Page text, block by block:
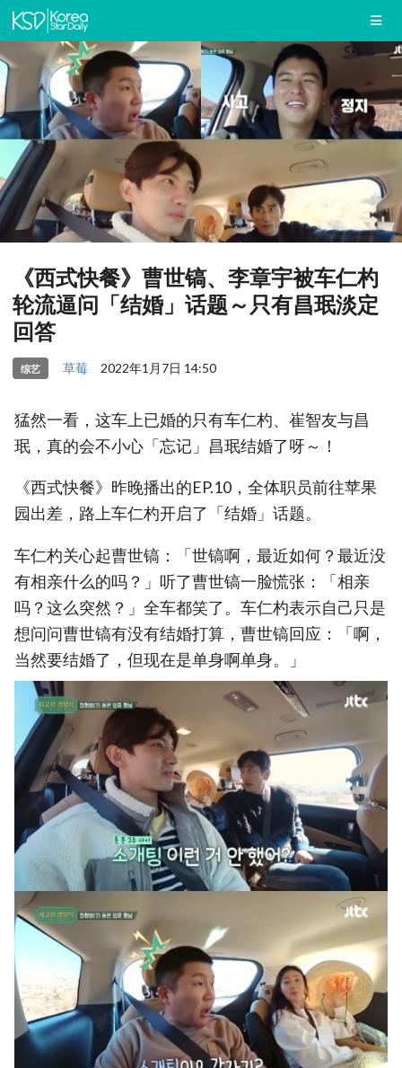
《西式快餐》曹世镐、李章宇被车仁杓
轮流逼问「结婚」话题～只有昌珉淡定
回答
综艺 草莓 2022年1月7日 14:50
猛然一看，这车上已婚的只有车仁杓、崔智友与昌
珉，真的会不小心「忘记」昌珉结婚了呀～！
《西式快餐》昨晚播出的EP.10，全体职员前往苹果
园出差，路上车仁杓开启了「结婚」话题。
车仁杓关心起曹世镐：「世镐啊，最近如何？最近没
有相亲什么的吗？」听了曹世镐一脸慌张：「相亲
吗？这么突然？」全车都笑了。车仁杓表示自己只是
想问问曹世镐有没有结婚打算，曹世镐回应：「啊，
当然要结婚了，但现在是单身啊单身。」